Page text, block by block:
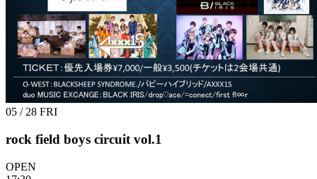
05 / 28 FRI
rock field boys circuit vol.1
OPEN